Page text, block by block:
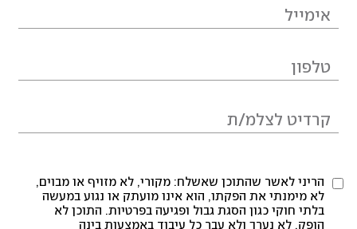
הריני לאשר שהתוכן שאשלח: מקורי, לא מזויף או מבוים,
לא מימנתי את הפקתו, הוא אינו מועתק או נגוע במעשה
בלתי חוקי כגון הסגת גבול ופגיעה בפרטיות. התוכן לא
הופק, לא נערך ולא עבר כל עיבוד באמצעות בינה